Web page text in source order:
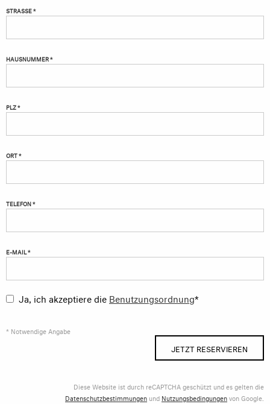
STRASSE *
HAUSNUMMER *
PLZ *
ORT *
TELEFON *
E-MAIL *
Ja, ich akzeptiere die Benutzungsordnung*
* Notwendige Angabe
JETZT RESERVIEREN
Diese Website ist durch reCAPTCHA geschützt und es gelten die
Datenschutzbestimmungen und Nutzungsbedingungenvon Google.